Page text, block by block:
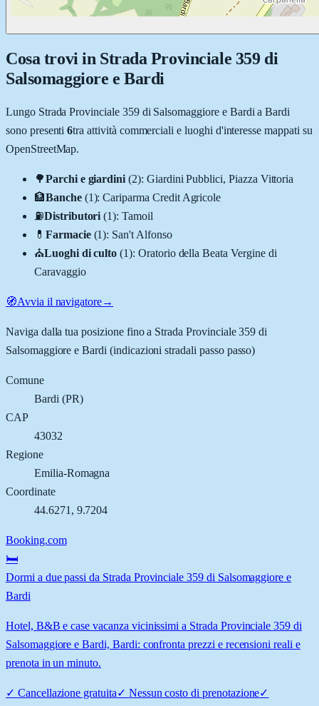
Cosa trovi in Strada Provinciale 359 di
Salsomaggiore e Bardi
Lungo Strada Provinciale 359 di Salsomaggiore e Bardi aBardi
sono presenti 6tra attività commerciali e luoghi d'interesse mappati su
OpenStreetMap.
🌳Parchi e giardini (2): Giardini Pubblici, Piazza Vittoria
🏦Banche (1):Cariparma Credit Agricole
⛽Distributori (1):Tamoil
💊 Farmacie (1): San't Alfonso
⛪Luoghi di culto (1): Oratorio della Beata Vergine di
Caravaggio
🧭Avvia il navigatore→
Naviga dalla tua posizione fino a Strada Provinciale 359 di
Salsomaggiore e Bardi (indicazioni stradali passo passo)
Comune
Bardi (PR)
CAP
43032
Regione
Emilia-Romagna
Coordinate
44.6271 , 9.7204
Booking.com
🛏️
Dormi a due passi da Strada Provinciale 359 di Salsomaggiore e
Bardi
Hotel, B&B e case vacanza vicinissimi a Strada Provinciale 359 di
Salsomaggiore e Bardi, Bardi: confronta prezzi e recensioni reali e
prenota in un minuto.
✓ Cancellazione gratuita✓ Nessun costo di prenotazione✓